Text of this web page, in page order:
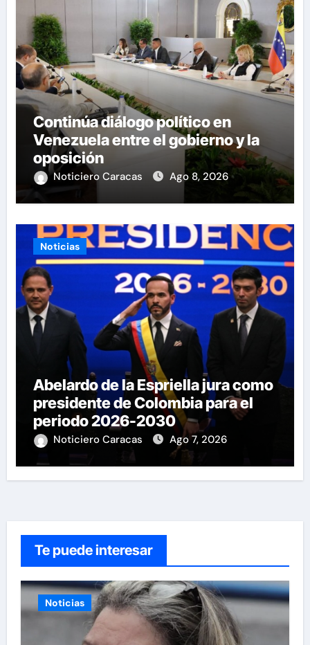
Continúa diálogo político en
Venezuela entre el gobierno y la
oposición
Noticiero Caracas Ago 8, 2026
Noticias
Abelardo de la Espriella jura como
presidente de Colombia para el
periodo 2026-2030
Noticiero Caracas Ago 7, 2026
Te puede interesar
Noticias